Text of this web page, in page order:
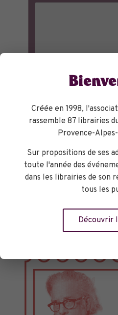
Créée en 1998,
rassemble 87 librairies
Provence-
Sur propositions de ses
toute l'année des
dans les librairies de son
tous les
Découvrir